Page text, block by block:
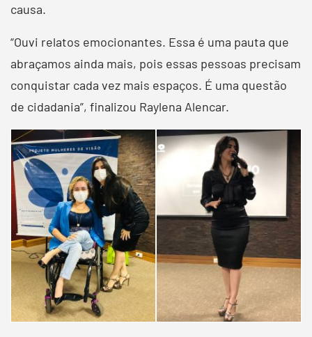
causa.
“Ouvi relatos emocionantes. Essa é uma pauta que
abraçamos ainda mais, pois essas pessoas precisam
conquistar cada vez mais espaços. É uma questão
de cidadania”, finalizou Raylena Alencar.